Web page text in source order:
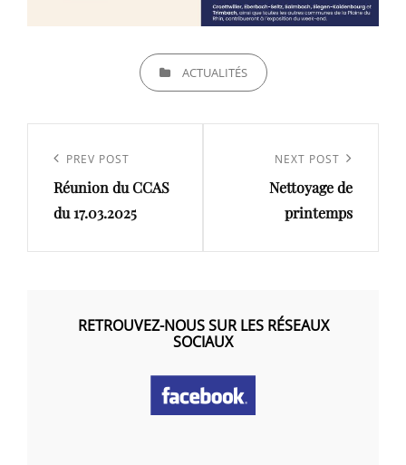
CATEGORIESACTUALITÉS
l’article
Previous
Post
PREV POST
Réunion du CCAS
du 17.03.2025
NEXT POST
Nettoyage de
printemps
RETROUVEZ-NOUS SUR LES RÉSEAUX
SOCIAUX